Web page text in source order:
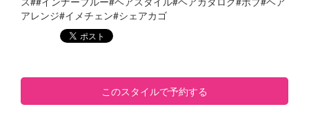
アレンジ#イメチェン#シェアカゴ
このスタイルで予約する